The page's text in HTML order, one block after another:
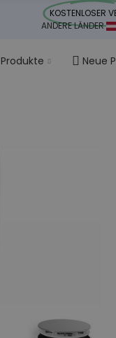
KOSTENLOSER
ANDERE LÄNDER
Produkte Neue